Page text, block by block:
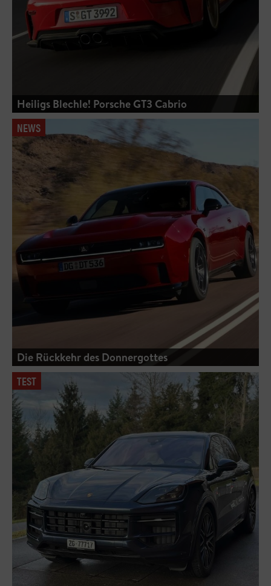
Heiligs Blechle! Porsche GT3 Cabrio
NEWS
Die Rückkehr des Donnergottes
TEST